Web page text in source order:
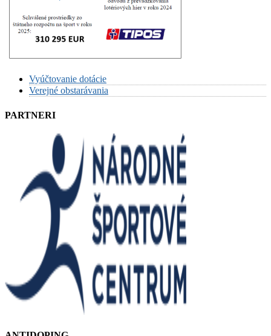
Vyúčtovanie dotácie
Verejné obstarávania
PARTNERI